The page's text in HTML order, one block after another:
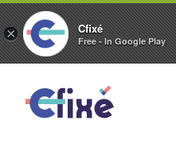
× Cfixé
Free - In Google Play